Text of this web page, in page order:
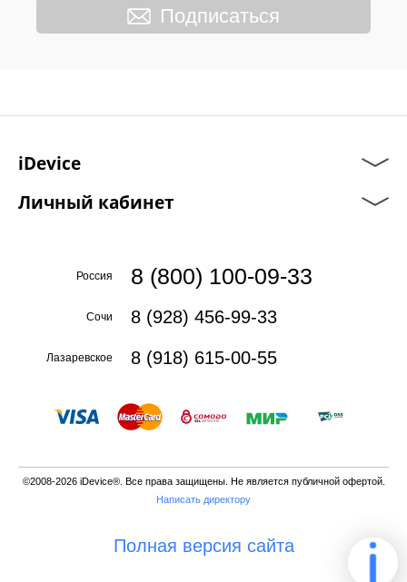
Подписаться
iDevice
Личный кабинет
Россия 8 (800) 100-09-33
Сочи 8 (928) 456-99-33
Лазаревское 8 (918) 615-00-55
©2008-2026 iDevice®. Все права защищены. Не является публичной офертой.
Написать директору
Полная версия сайта